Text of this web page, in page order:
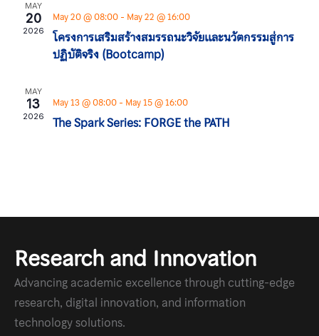
MAY
20
2026
May 20 @ 08:00- May 22 @ 16:00
โครงการเสริมสร้างสมรรถนะวิจัยเเละนวัตกรรมสู่การ
ปฏิบัติจริง (Bootcamp)
MAY
13
2026
May 13 @ 08:00- May 15 @ 16:00
The Spark Series: FORGE the PATH
Research and Innovation
Advancing academic excellence through cutting-edge
research, digital innovation, and information
technology solutions.